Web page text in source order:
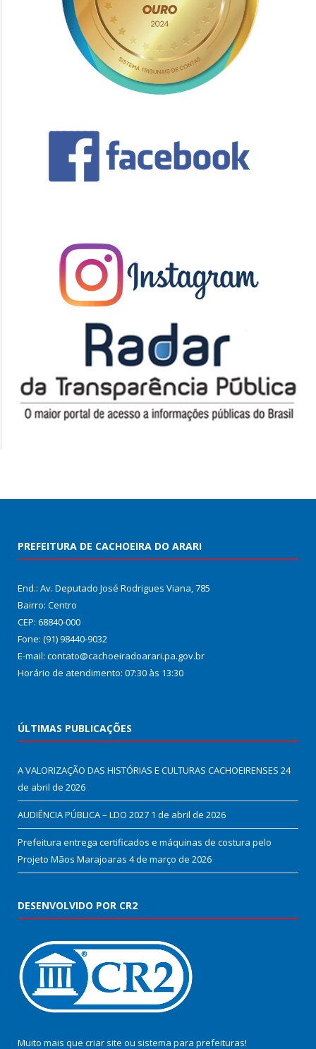
PREFEITURA DE CACHOEIRA DO ARARI
End.: Av. Deputado José Rodrigues Viana, 785
Bairro: Centro
CEP: 68840-000
Fone: (91) 98440-9032
E-mail: contato@cachoeiradoarari.pa.gov.br
Horário de atendimento: 07:30 às 13:30
ÚLTIMAS PUBLICAÇÕES
A VALORIZAÇÃO DAS HISTÓRIAS E CULTURAS CACHOEIRENSES 24
de abril de 2026
AUDIÊNCIA PÚBLICA – LDO 2027 1 de abril de 2026
Prefeitura entrega certificados e máquinas de costura pelo
Projeto Mãos Marajoaras 4 de março de 2026
DESENVOLVIDO POR CR2
Muito mais que criar site ou sistema para prefeituras!